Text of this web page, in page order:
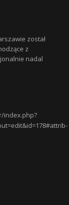
został
z
nadal
index.php?